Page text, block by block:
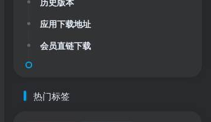
应用下载地址
会员直链下载
热门标签